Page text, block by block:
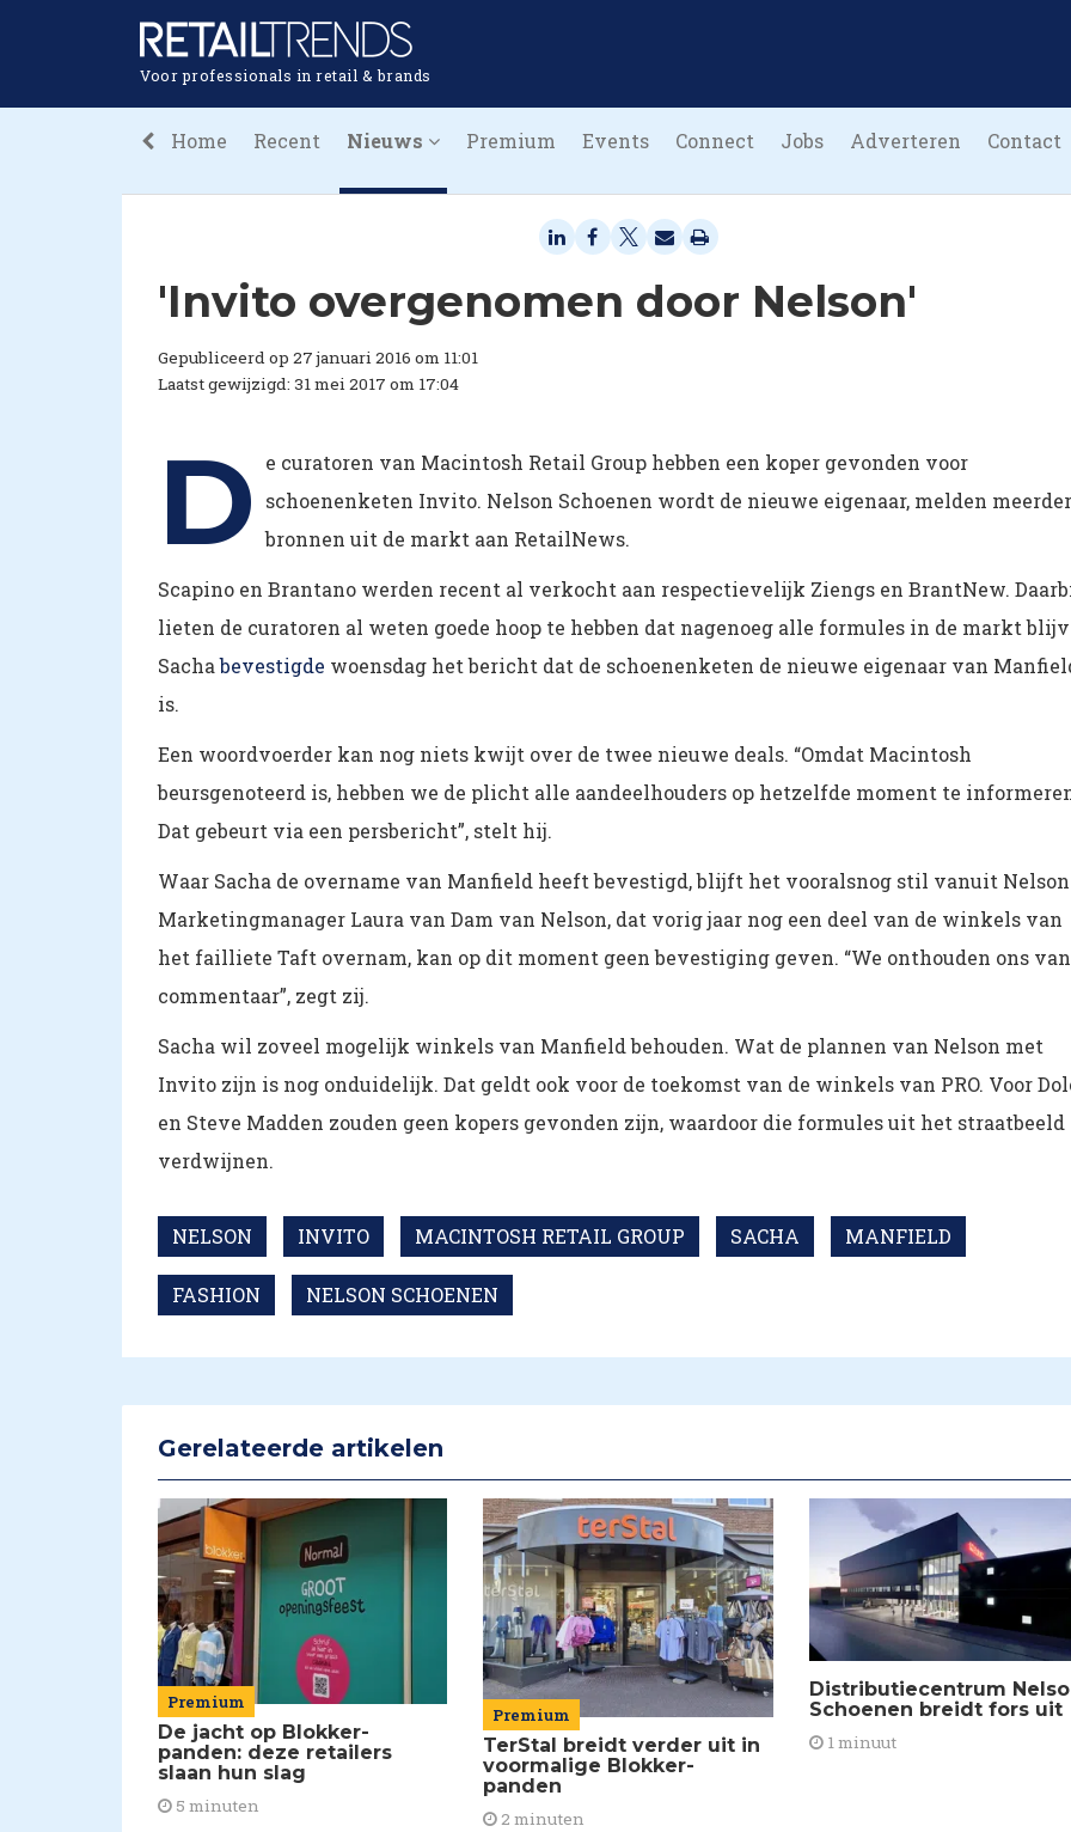
Voor professionals in retail & brands
Home Recent Nieuws Premium Events Connect Jobs Adverteren Contact
'Invito overgenomen door Nelson'
Gepubliceerd op 27 januari 2016 om 11:01
Laatst gewijzigd: 31 mei 2017 om 17:04
D
e curatoren van Macintosh Retail Group hebben een koper gevonden voor
schoenenketen Invito. Nelson Schoenen wordt de nieuwe eigenaar, melden
bronnen uit de markt aan RetailNews.
Scapino en Brantano werden recent al verkocht aan respectievelijk Ziengs en BrantNew.
lieten de curatoren al weten goede hoop te hebben dat nagenoeg alle formules in de markt
Sachabevestigde woensdag het bericht dat de schoenenketen de nieuwe eigenaar van
is.
Een woordvoerder kan nog niets kwijt over de twee nieuwe deals. “Omdat Macintosh
beursgenoteerd is, hebben we de plicht alle aandeelhouders op hetzelfde moment te
Dat gebeurt via een persbericht”, stelt hij.
Waar Sacha de overname van Manfield heeft bevestigd, blijft het vooralsnog stil vanuit
Marketingmanager Laura van Dam van Nelson, dat vorig jaar nog een deel van de winkels van
het failliete Taft overnam, kan op dit moment geen bevestiging geven. “We onthouden ons van
commentaar”, zegt zij.
Sacha wil zoveel mogelijk winkels van Manfield behouden. Wat de plannen van Nelson met
Invito zijn is nog onduidelijk. Dat geldt ook voor de toekomst van de winkels van PRO. Voor
en Steve Madden zouden geen kopers gevonden zijn, waardoor die formules uit het straatbeeld
verdwijnen.
NELSON INVITO MACINTOSH RETAIL GROUP SACHA MANFIELD
FASHION NELSON SCHOENEN
Gerelateerde artikelen
Premium
De jacht op Blokker-
panden: deze retailers
slaan hun slag
5 minuten
Premium
TerStal breidt verder uit in
voormalige Blokker-
panden
2 minuten
Distributiecentrum
Schoenen breidt fors uit
1 minuut